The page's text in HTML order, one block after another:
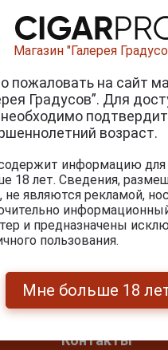
Контакты
Магазин "Галерея
пожаловать на сайт
Градусов”. Для
возраст.
информацию для
18 лет. Сведения,
не являются рекламой,
и предназначены
пользования.
Мне больше 18